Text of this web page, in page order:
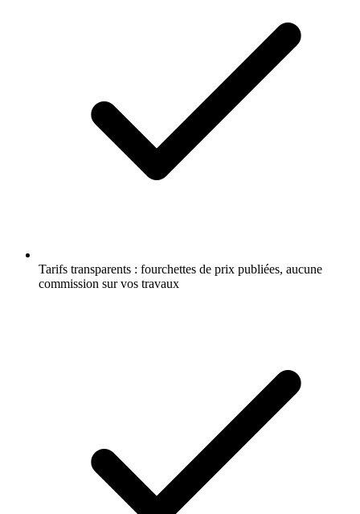
Tarifs transparents : fourchettes de prix publiées, aucune
commission sur vos travaux